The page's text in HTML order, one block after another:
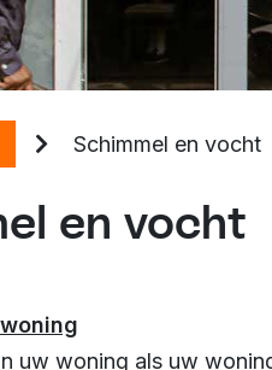
Schimmel en vocht
en vocht
uw woning als uw